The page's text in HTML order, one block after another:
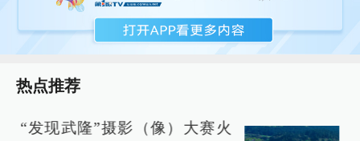
热点推荐
“发现武隆”摄影（像）大赛火